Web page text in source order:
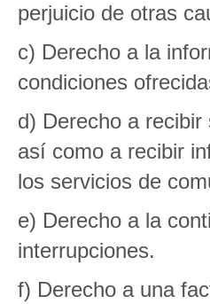
perjuicio de otras
c) Derecho a la
condiciones
d) Derecho a
así como a recibir
los servicios de
e) Derecho a la
interrupciones.
f) Derecho a una